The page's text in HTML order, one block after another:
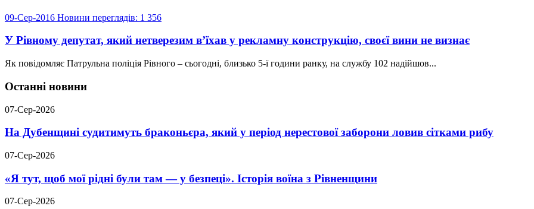
09-Сер-2016 Новини переглядів: 1 356
У Рівному депутат, який нетверезим в’їхав у рекламну конструкцію, своєї вини не визнає
Як повідомляє Патрульна поліція Рівного – сьогодні, близько 5-ї години ранку, на службу 102 надійшов...
Останні новини
07-Сер-2026
На Дубенщині судитимуть браконьєра, який у період нерестової заборони ловив сітками рибу
07-Сер-2026
«Я тут, щоб мої рідні були там — у безпеці». Історія воїна з Рівненщини
07-Сер-2026